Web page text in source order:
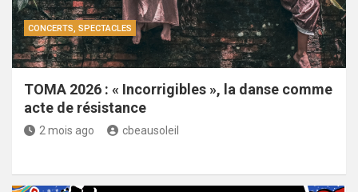
CONCERTS, SPECTACLES
TOMA 2026 : « Incorrigibles », la danse comme
acte de résistance
2 mois ago cbeausoleil